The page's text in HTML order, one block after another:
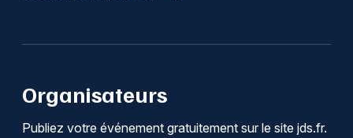
Organisateurs
Publiez votre événement gratuitement sur le site jds.fr.